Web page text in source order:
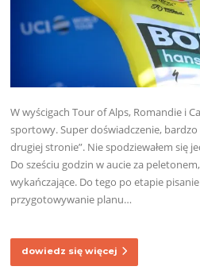
W wyścigach Tour of Alps, Romandie i
sportowy. Super doświadczenie, bardzo
drugiej stronie”. Nie spodziewałem się
Do sześciu godzin w aucie za
wykańczające. Do tego po etapie
przygotowywanie planu…
dowiedz się więcej